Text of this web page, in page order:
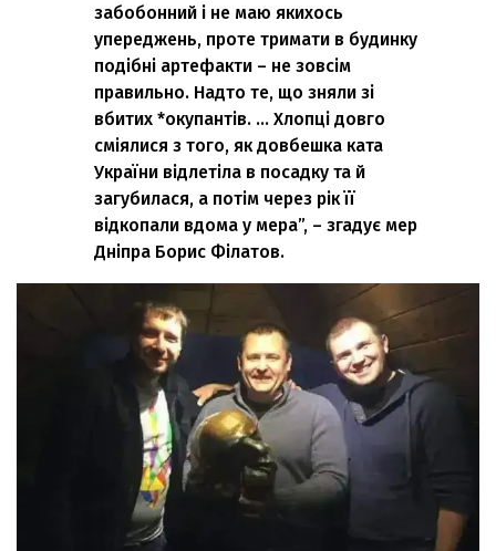
забобонний і не маю якихось
упереджень, проте тримати в будинку
подібні артефакти – не зовсім
правильно. Надто те, що зняли зі
вбитих *окупантів. … Хлопці довго
сміялися з того, як довбешка ката
України відлетіла в посадку та й
загубилася, а потім через рік її
відкопали вдома у мера”, – згадує мер
Дніпра Борис Філатов.